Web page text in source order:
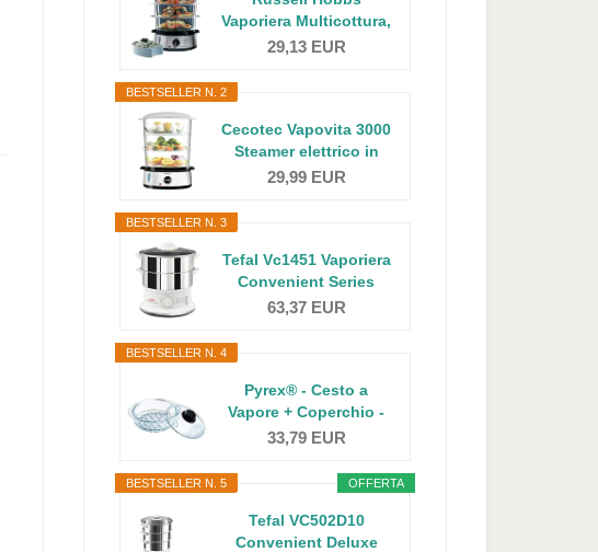
Vaporiera Multicottura,
9 L...
29,13 EUR
BESTSELLER N. 2
Cecotec Vapovita 3000
Steamer elettrico in
acciaio...
29,99 EUR
BESTSELLER N. 3
Tefal Vc1451 Vaporiera
Convenient Series
Inox...
63,37 EUR
BESTSELLER N. 4
Pyrex® - Cesto a
Vapore + Coperchio -
Cucina a...
33,79 EUR
OFFERTA
BESTSELLER N. 5
Tefal VC502D10
Convenient Deluxe